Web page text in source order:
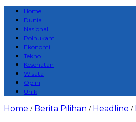
Home
Dunia
Nasional
Polhukam
Ekonomi
Tekno
Kesehatan
Wisata
Opini
Unik
Home / Berita Pilihan / Headline /